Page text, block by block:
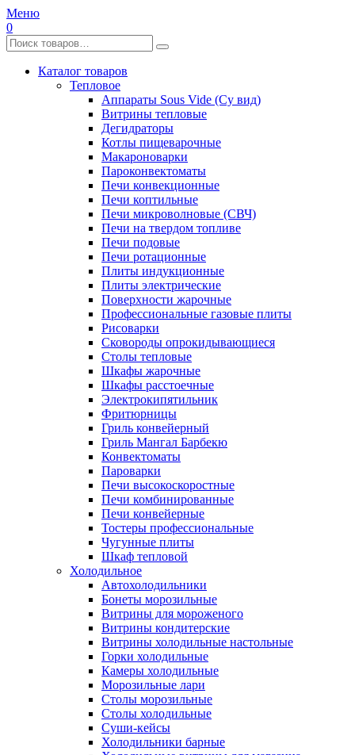
Меню
0
Каталог товаров
Тепловое
Аппараты Sous Vide (Су вид)
Витрины тепловые
Дегидраторы
Котлы пищеварочные
Макароноварки
Пароконвектоматы
Печи конвекционные
Печи коптильные
Печи микроволновые (СВЧ)
Печи на твердом топливе
Печи подовые
Печи ротационные
Плиты индукционные
Плиты электрические
Поверхности жарочные
Профессиональные газовые плиты
Рисоварки
Сковороды опрокидывающиеся
Столы тепловые
Шкафы жарочные
Шкафы расстоечные
Электрокипятильник
Фритюрницы
Гриль конвейерный
Гриль Мангал Барбекю
Конвектоматы
Пароварки
Печи высокоскоростные
Печи комбинированные
Печи конвейерные
Тостеры профессиональные
Чугунные плиты
Шкаф тепловой
Холодильное
Автохолодильники
Бонеты морозильные
Витрины для мороженого
Витрины кондитерские
Витрины холодильные настольные
Горки холодильные
Камеры холодильные
Морозильные лари
Столы морозильные
Столы холодильные
Суши-кейсы
Холодильники барные